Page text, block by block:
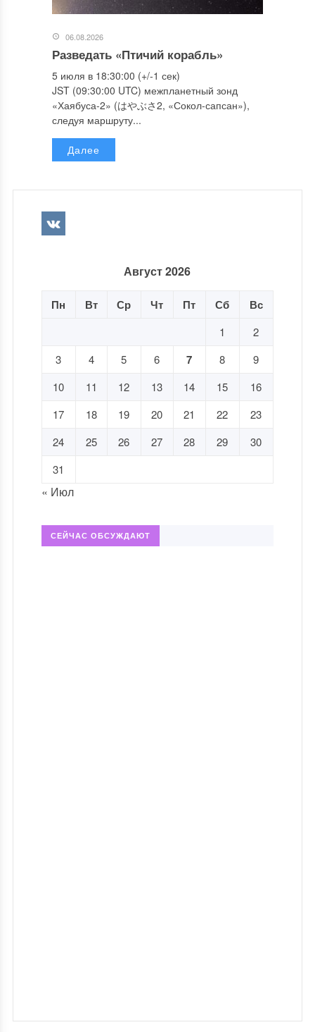
06.08.2026
Разведать «Птичий корабль»
5 июля в 18:30:00 (+/-1 сек)
JST (09:30:00 UTC) межпланетный зонд
«Хаябуса-2» (はやぶさ2, «Сокол-сапсан»),
следуя маршруту...
Далее
Август 2026
Пн Вт Ср Чт Пт Сб Вс
1
2
3
4 5 6 7 8
9
10
11 12 13 14 15
16
17
18 19 20 21 22
23
24
25 26 27 28 29
30
31
« Июл
СЕЙЧАС ОБСУЖДАЮТ